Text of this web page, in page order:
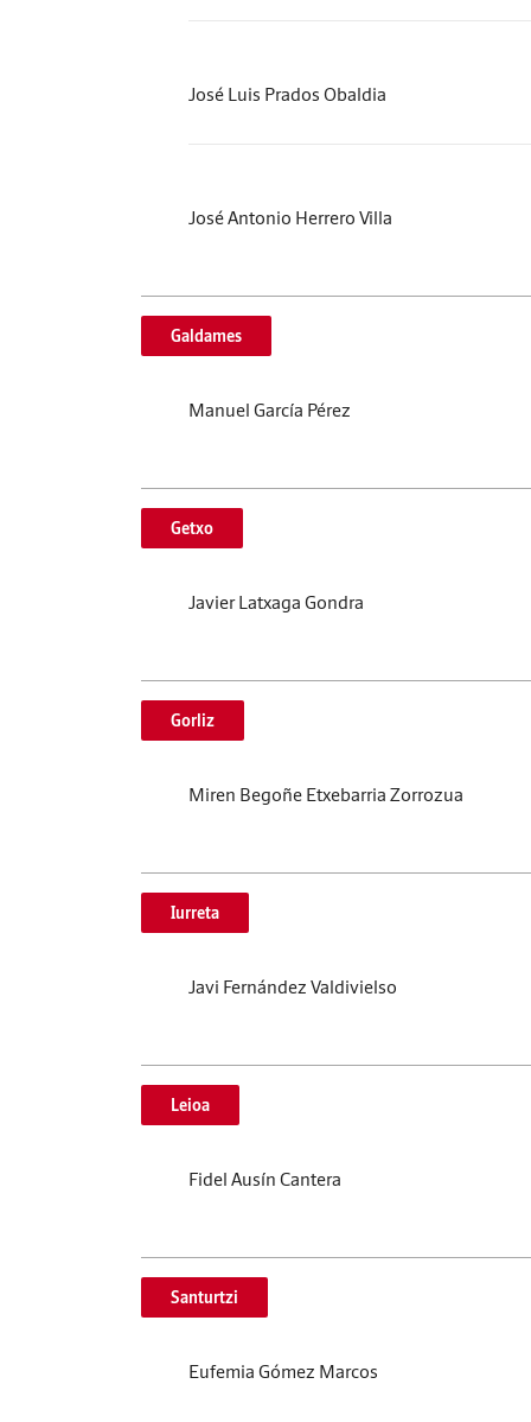
José Luis Prados Obaldia
José Antonio Herrero Villa
Galdames
Manuel García Pérez
Getxo
Javier Latxaga Gondra
Gorliz
Miren Begoñe Etxebarria Zorrozua
Iurreta
Javi Fernández Valdivielso
Leioa
Fidel Ausín Cantera
Santurtzi
Eufemia Gómez Marcos